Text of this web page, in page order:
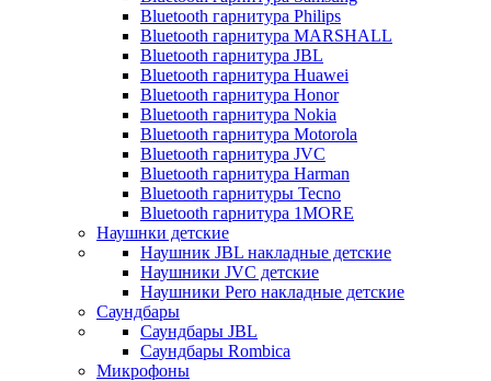
Bluetooth гарнитура Philips
Bluetooth гарнитура MARSHALL
Bluetooth гарнитура JBL
Bluetooth гарнитура Huawei
Bluetooth гарнитура Honor
Bluetooth гарнитура Nokia
Bluetooth гарнитура Motorola
Bluetooth гарнитура JVC
Bluetooth гарнитура Harman
Bluetooth гарнитуры Tecno
Bluetooth гарнитура 1MORE
Наушнки детские
Наушник JBL накладные детские
Наушники JVC детские
Наушники Pero накладные детские
Саундбары
Саундбары JBL
Саундбары Rombica
Микрофоны